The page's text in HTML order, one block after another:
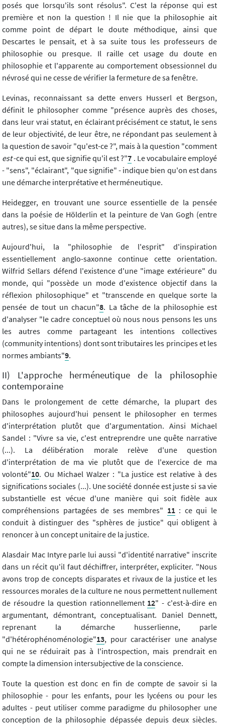
posés que lorsqu'ils sont résolus". C'est la réponse qui est
première et non la question ! Il nie que la philosophie ait
comme point de départ le doute méthodique, ainsi que
Descartes le pensait, et à sa suite tous les professeurs de
philosophie ou presque. Il raille cet usage du doute en
philosophie et l'apparente au comportement obsessionnel du
névrosé qui ne cesse de vérifier la fermeture de sa fenêtre.
Levinas, reconnaissant sa dette envers Husserl et Bergson,
définit le philosopher comme "présence auprès des choses,
dans leur vrai statut, en éclairant précisément ce statut, le sens
de leur objectivité, de leur être, ne répondant pas seulement à
la question de savoir "qu'est-ce ?", mais à la question "comment
est-ce qui est, que signifie qu'il est ?"7 . Le vocabulaire employé
- "sens", "éclairant", "que signifie" - indique bien qu'on est dans
une démarche interprétative et herméneutique.
Heidegger, en trouvant une source essentielle de la pensée
dans la poésie de Hölderlin et la peinture de Van Gogh (entre
autres), se situe dans la même perspective.
Aujourd'hui, la "philosophie de l'esprit" d'inspiration
essentiellement anglo-saxonne continue cette orientation.
Wilfrid Sellars défend l'existence d'une "image extérieure" du
monde, qui "possède un mode d'existence objectif dans la
réflexion philosophique" et "transcende en quelque sorte la
pensée de tout un chacun"8. La tâche de la philosophie est
d'analyser "le cadre conceptuel où nous nous pensons les uns
les autres comme partageant les intentions collectives
(community intentions) dont sont tributaires les principes et les
normes ambiants"9.
II) L'approche herméneutique de la philosophie
contemporaine
Dans le prolongement de cette démarche, la plupart des
philosophes aujourd'hui pensent le philosopher en termes
d'interprétation plutôt que d'argumentation. Ainsi Michael
Sandel : "Vivre sa vie, c'est entreprendre une quête narrative
(...). La délibération morale relève d'une question
d'interprétation de ma vie plutôt que de l'exercice de ma
volonté"10. Ou Michael Walzer : "La justice est relative à des
significations sociales (...). Une société donnée est juste si sa vie
substantielle est vécue d'une manière qui soit fidèle aux
compréhensions partagées de ses membres" 11: ce qui le
conduit à distinguer des "sphères de justice" qui obligent à
renoncer à un concept unitaire de la justice.
Alasdair Mac Intyre parle lui aussi "d'identité narrative" inscrite
dans un récit qu'il faut déchiffrer, interpréter, expliciter. "Nous
avons trop de concepts disparates et rivaux de la justice et les
ressources morales de la culture ne nous permettent nullement
de résoudre la question rationnellement 12" - c'est-à-dire en
argumentant, démontrant, conceptualisant. Daniel Dennett,
reprenant la démarche husserlienne, parle
"d'hétérophénoménologie"13, pour caractériser une analyse
qui ne se réduirait pas à l'introspection, mais prendrait en
compte la dimension intersubjective de la conscience.
Toute la question est donc en fin de compte de savoir si la
philosophie - pour les enfants, pour les lycéens ou pour les
adultes - peut utiliser comme paradigme du philosopher une
conception de la philosophie dépassée depuis deux siècles.